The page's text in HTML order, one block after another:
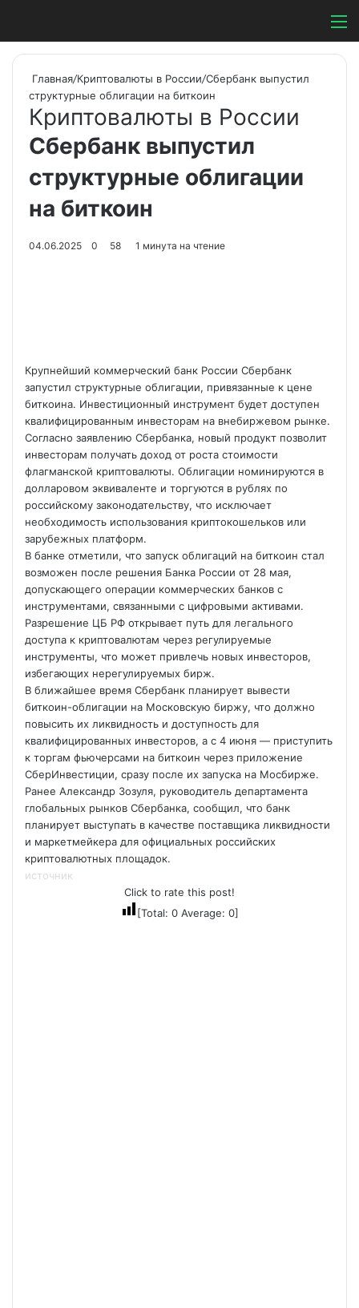
Switch skin
Главная/Криптовалюты в России/Сбербанк выпустил
структурные облигации на биткоин
Криптовалюты в России
Сбербанк выпустил
структурные облигации
на биткоин
04.06.2025 0 58 1 минута на чтение
Крупнейший коммерческий банк России Сбербанк
запустил структурные облигации, привязанные к цене
биткоина. Инвестиционный инструмент будет доступен
квалифицированным инвесторам на внебиржевом рынке.
Согласно заявлению Сбербанка, новый продукт позволит
инвесторам получать доход от роста стоимости
флагманской криптовалюты. Облигации номинируются в
долларовом эквиваленте и торгуются в рублях по
российскому законодательству, что исключает
необходимость использования криптокошельков или
зарубежных платформ.
В банке отметили, что запуск облигаций на биткоин стал
возможен после решения Банка России от 28 мая,
допускающего операции коммерческих банков с
инструментами, связанными с цифровыми активами.
Разрешение ЦБ РФ открывает путь для легального
доступа к криптовалютам через регулируемые
инструменты, что может привлечь новых инвесторов,
избегающих нерегулируемых бирж.
В ближайшее время Сбербанк планирует вывести
биткоин-облигации на Московскую биржу, что должно
повысить их ликвидность и доступность для
квалифицированных инвесторов, а с 4 июня — приступить
к торгам фьючерсами на биткоин через приложение
СберИнвестиции, сразу после их запуска на Мосбирже.
Ранее Александр Зозуля, руководитель департамента
глобальных рынков Сбербанка, сообщил, что банк
планирует выступать в качестве поставщика ликвидности
и маркетмейкера для официальных российских
криптовалютных площадок.
источник
Click to rate this post!
[Total: 0Average: 0]